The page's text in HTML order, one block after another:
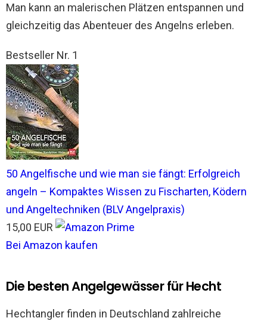
Man kann an malerischen Plätzen entspannen und
gleichzeitig das Abenteuer des Angelns erleben.
Bestseller Nr. 1
50 Angelfische und wie man sie fängt: Erfolgreich
angeln – Kompaktes Wissen zu Fischarten, Ködern
und Angeltechniken (BLV Angelpraxis)
15,00 EUR
Bei Amazon kaufen
Die besten Angelgewässer für Hecht
Hechtangler finden in Deutschland zahlreiche